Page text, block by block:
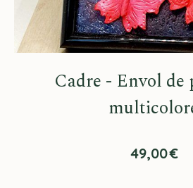
Cadre - Envol de
49,00€